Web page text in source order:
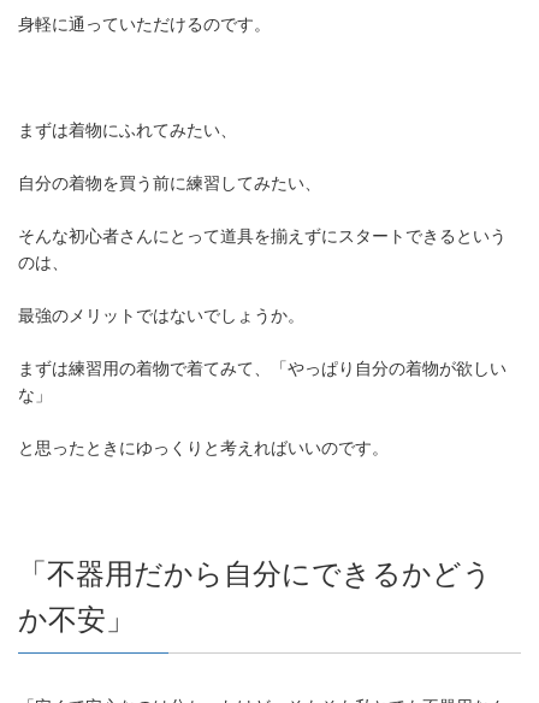
身軽に通っていただけるのです。
まずは着物にふれてみたい、
自分の着物を買う前に練習してみたい、
そんな初心者さんにとって道具を揃えずにスタートできるという
のは、
最強のメリットではないでしょうか。
まずは練習用の着物で着てみて、「やっぱり自分の着物が欲しい
な」
と思ったときにゆっくりと考えればいいのです。
「不器用だから自分にできるかどう
か不安」